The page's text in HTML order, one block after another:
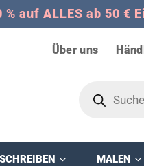
% auf ALLES ab 50 €
Über uns
search
SCHREIBEN MALEN